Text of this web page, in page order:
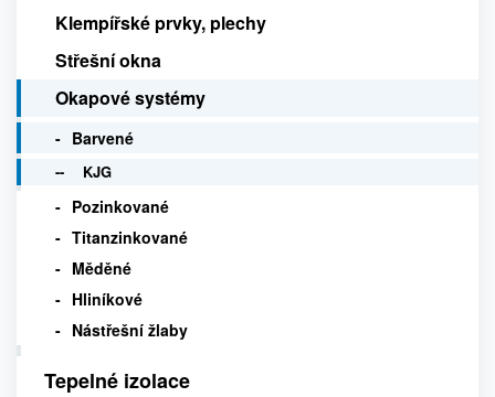
Klempířské prvky, plechy
Střešní okna
Okapové systémy
Barvené
KJG
Pozinkované
Titanzinkované
Měděné
Hliníkové
Nástřešní žlaby
Tepelné izolace